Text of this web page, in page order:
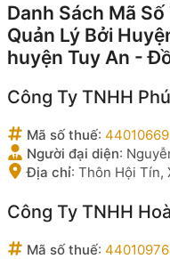
người
đại
diện
hoặc
mã
số
thuế
...
Danh Sách Mã
Quản Lý Bởi
huyện Tuy An -
Công Ty TNHH
Mã số thuế:
Người đại diện:
Địa chỉ: Thôn Hội Tín,
Công Ty TNHH
Mã số thuế: